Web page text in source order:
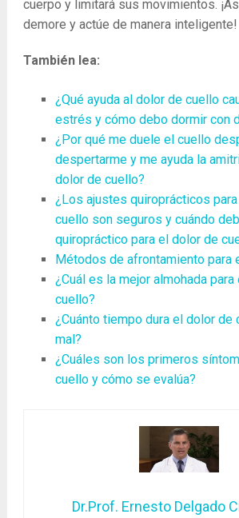
cuerpo y limitará sus movimientos.
demore y actúe de manera inteligente!
También lea:
¿Qué ayuda al dolor de cuello
estrés y cómo debo dormir con
¿Por qué me duele el cuello
despertarme y me ayuda la
dolor de cuello?
¿Los ajustes quiroprácticos
cuello son seguros y cuándo
quiropráctico para el dolor de
Métodos de afrontamiento para
¿Cuál es la mejor almohada
cuello?
¿Cuánto tiempo dura el dolor de
mal?
¿Cuáles son los primeros
cuello y cómo se evalúa?
Dr.Prof. Ernesto Delgado